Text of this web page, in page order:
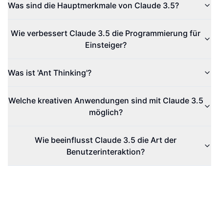
Was sind die Hauptmerkmale von Claude 3.5?
Wie verbessert Claude 3.5 die Programmierung für
Einsteiger?
Was ist 'Ant Thinking'?
Welche kreativen Anwendungen sind mit Claude 3.5
möglich?
Wie beeinflusst Claude 3.5 die Art der
Benutzerinteraktion?